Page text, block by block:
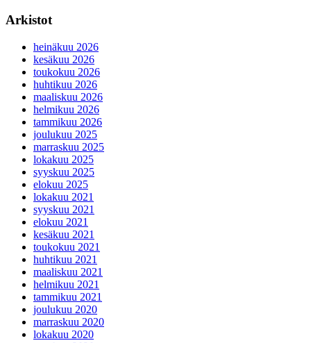
Arkistot
heinäkuu 2026
kesäkuu 2026
toukokuu 2026
huhtikuu 2026
maaliskuu 2026
helmikuu 2026
tammikuu 2026
joulukuu 2025
marraskuu 2025
lokakuu 2025
syyskuu 2025
elokuu 2025
lokakuu 2021
syyskuu 2021
elokuu 2021
kesäkuu 2021
toukokuu 2021
huhtikuu 2021
maaliskuu 2021
helmikuu 2021
tammikuu 2021
joulukuu 2020
marraskuu 2020
lokakuu 2020